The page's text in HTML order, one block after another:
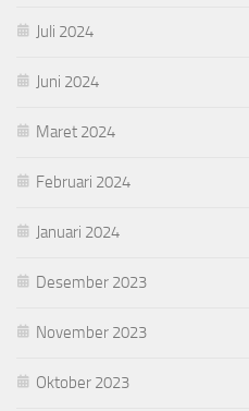
Juli 2024
Juni 2024
Maret 2024
Februari 2024
Januari 2024
Desember 2023
November 2023
Oktober 2023